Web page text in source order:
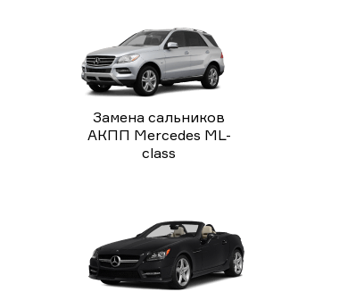
Замена сальников
АКПП Mercedes ML-
class